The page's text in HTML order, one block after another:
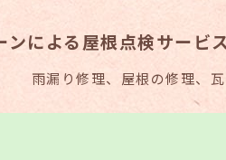
ンによる屋根点検サービ
雨漏り修理、屋根の修理、